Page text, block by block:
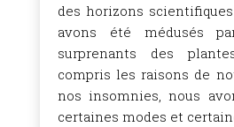
des horizons
avons été médusés
surprenants des
compris les raisons de
nos insomnies, nous
certaines modes et